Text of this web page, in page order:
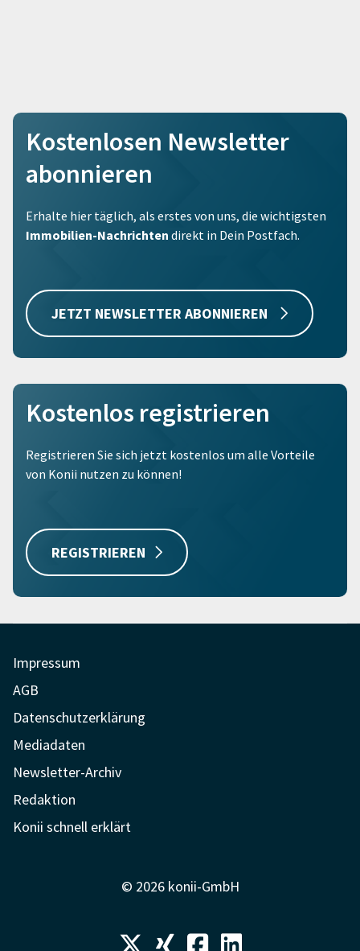
Kostenlosen Newsletter
abonnieren
Erhalte hier täglich, als erstes von uns, die wichtigsten
Immobilien-Nachrichten direkt in Dein Postfach.
JETZT NEWSLETTER ABONNIEREN
Kostenlos registrieren
Registrieren Sie sich jetzt kostenlos um alle Vorteile
von Konii nutzen zu können!
REGISTRIEREN
Impressum
AGB
Datenschutzerklärung
Mediadaten
Newsletter-Archiv
Redaktion
Konii schnell erklärt
© 2026 konii-GmbH